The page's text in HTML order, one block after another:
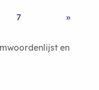
7 »
en